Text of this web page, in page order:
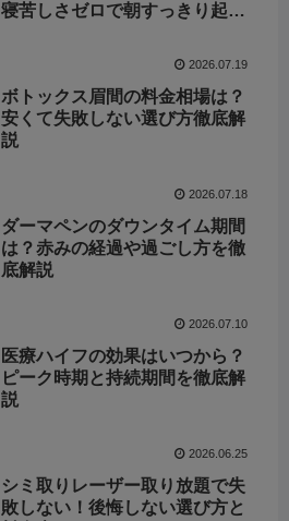
寝苦しさゼロで朝すっきり起き
2026.07.19
ボトックス眉間の料金相場は？
安くて失敗しない選び方徹底解
説
2026.07.18
ダーマペンのダウンタイム期間
は？赤みの経過や過ごし方を徹
底解説
2026.07.10
医療ハイフの効果はいつから？
ピーク時期と持続期間を徹底解
説
2026.06.25
シミ取りレーザー取り放題で失
敗しない！後悔しない選び方と